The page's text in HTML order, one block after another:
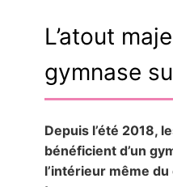
L’atout
gymnase
Depuis l’été 2018,
bénéficient d’un
l’intérieur même